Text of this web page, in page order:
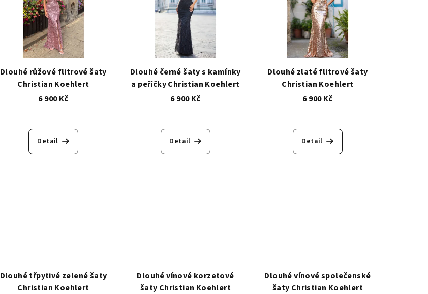
Dlouhé růžové flitrové šaty
Christian Koehlert
6 900 Kč
Detail
Dlouhé černé šaty s kamínky
a peříčky Christian Koehlert
6 900 Kč
Detail
Dlouhé zlaté flitrové šaty
Christian Koehlert
6 900 Kč
Detail
Dlouhé třpytivé zelené šaty
Christian Koehlert
Dlouhé vínové korzetové
šaty Christian Koehlert
Dlouhé vínové společenské
šaty Christian Koehlert